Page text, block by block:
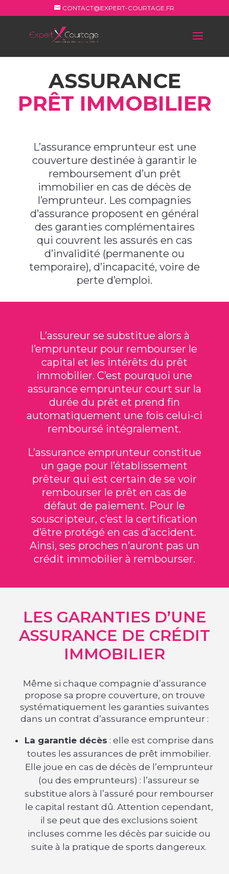
CONTACT@EXPERT-COURTAGE.FR
ASSURANCE
PRÊT IMMOBILIER
L’assurance emprunteur est une
couverture destinée à garantir le
remboursement d’un prêt
immobilier en cas de décès de
l’emprunteur. Les compagnies
d’assurance proposent en général
des garanties complémentaires
qui couvrent les assurés en cas
d’invalidité (permanente ou
temporaire), d’incapacité, voire de
perte d’emploi.
L’assureur se substitue alors à
l’emprunteur pour rembourser le
capital et les intérêts du prêt
immobilier. C’est pourquoi une
assurance emprunteur court sur la
durée du prêt et prend fin
automatiquement une fois celui-ci
remboursé intégralement.
L’assurance emprunteur constitue
un gage pour l’établissement
prêteur qui est certain de se voir
rembourser le prêt en cas de
défaut de paiement. Pour le
souscripteur, c’est la certification
d’être protégé en cas d’accident.
Ainsi, ses proches n’auront pas un
crédit immobilier à rembourser.
LES GARANTIES D’UNE
ASSURANCE DE CRÉDIT
IMMOBILIER
Même si chaque compagnie d’assurance
propose sa propre couverture, on trouve
systématiquement les garanties suivantes
dans un contrat d’assurance emprunteur :
La garantie décès : elle est comprise dans
toutes les assurances de prêt immobilier.
Elle joue en cas de décès de l’emprunteur
(ou des emprunteurs) : l’assureur se
substitue alors à l’assuré pour rembourser
le capital restant dû. Attention cependant,
il se peut que des exclusions soient
incluses comme les décès par suicide ou
suite à la pratique de sports dangereux.